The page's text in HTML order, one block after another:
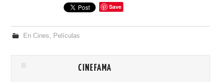
Save
En Cines Películas
CINEFAMA